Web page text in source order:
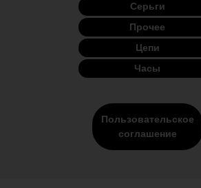
Серьги
Цепи
Часы
Прочее
Пользовательское
соглашение